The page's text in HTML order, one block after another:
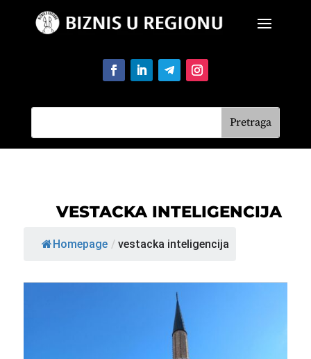
VESTACKA INTELIGENCIJA
Homepage / vestacka inteligencija